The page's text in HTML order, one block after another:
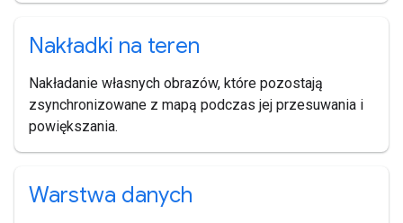
Nakładki na teren
Nakładanie własnych obrazów, które pozostają
zsynchronizowane z mapą podczas jej przesuwania i
powiększania.
Warstwa danych